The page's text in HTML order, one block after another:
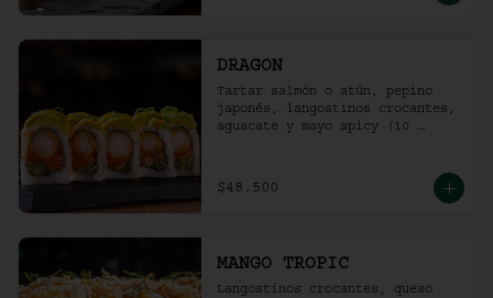
DRAGON
Tartar salmón o atún, pepino
japonés, langostinos crocantes,
aguacate y mayo spicy (10
$48.500
MANGO TROPIC
Langostinos crocantes, queso